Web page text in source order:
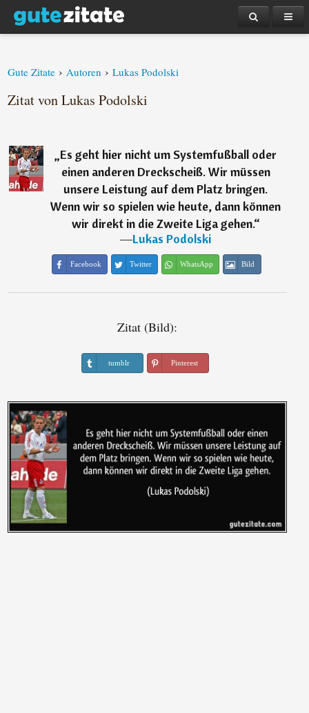
Gute Zitate › Autoren › Lukas Podolski
Zitat von Lukas Podolski
„Es geht hier nicht um Systemfußball oder
einen anderen Dreckscheiß. Wir müssen
unsere Leistung auf dem Platz bringen.
Wenn wir so spielen wie heute, dann können
wir direkt in die Zweite Liga gehen.“
―Lukas Podolski
Facebook Twitter WhatsApp Bild
Zitat (Bild):
tumblr Pinterest